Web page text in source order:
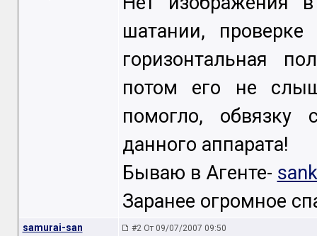
шатании, проверке
горизонтальная
потом его не
помогло, обвязку
данного аппарата!
Бываю в Агенте-
Заранее огромное
samurai-san #2 От 09/07/2007 09:50